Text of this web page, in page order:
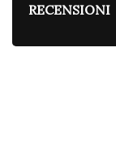
RECENSIONI